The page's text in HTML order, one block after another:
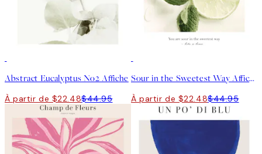
Abstract Eucalyptus No2 Affiche
À partir de $22.48$44.95
Sour in the Sweetest Way Affiche
À partir de $22.48$44.95